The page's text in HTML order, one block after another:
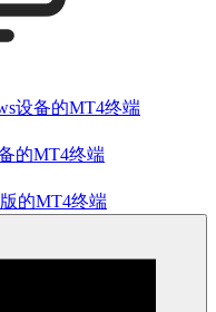
设备的MT4终端
的MT4终端
的MT4终端